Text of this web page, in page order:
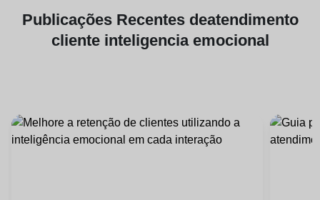
Publicações Recentes deatendimento
cliente inteligencia emocional